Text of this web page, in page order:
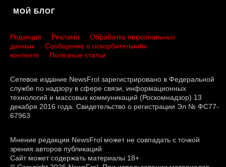
МОЙ БЛОГ
Редакция Реклама
Обработка персональных
данных
Сообщение о оскорбительном
контенте
Полезные статьи
Сетевое издание NewsFrol зарегистрировано в Федеральной
службе по надзору в сфере связи, информационных
технологий и массовых коммуникаций (Роскомнадзор) 13
декабря 2016 года. Свидетельство о регистрации Эл № ФС77-
67963
Мнение редакции NewsFrol может не совпадать с точкой
зрения авторов публикаций
Сайт может содержать материалы 18+